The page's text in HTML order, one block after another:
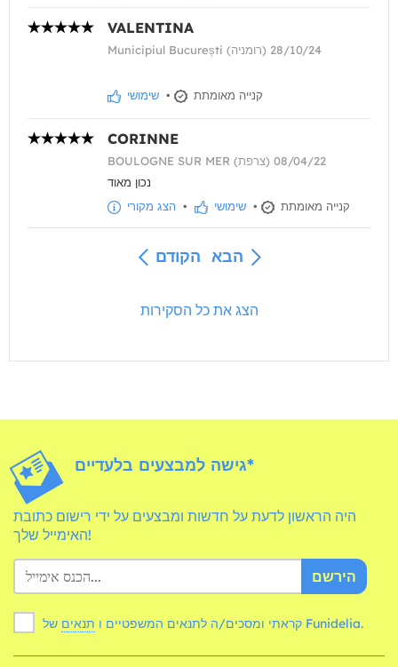
VALENTINA
Municipiul București (רומניה) 28/10/24
שימושי • קנייה מאומתת
CORINNE
BOULOGNE SUR MER (צרפת) 08/04/22
נכון מאוד
הצג מקורי • שימושי • קנייה מאומתת
הקודם הבא
הצג את כל הסקירות
גישה למבצעים בלעדיים*
היה הראשון לדעת על חדשות ומבצעים על ידי רישום כתובת
האימייל שלך!
הירשם
קראתי ומסכים/ה לתנאים המשפטיים ו תנאים של Funidelia.